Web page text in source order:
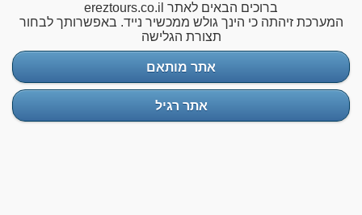
ברוכים הבאים לאתר ereztours.co.il
המערכת זיהתה כי הינך גולש ממכשיר נייד. באפשרותך לבחור
תצורת הגלישה
אתר מותאם
אתר רגיל